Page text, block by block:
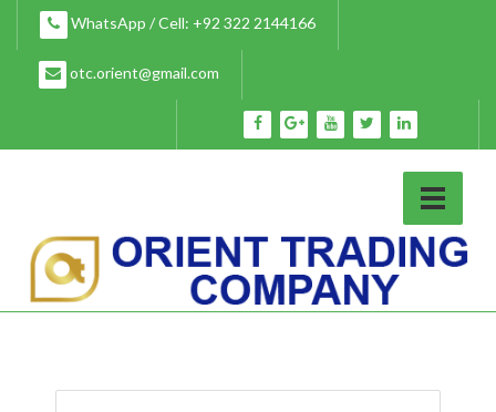
content
WhatsApp / Cell: +92 322 2144166
otc.orient@gmail.com